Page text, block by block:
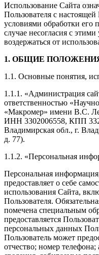
Использование Сайта
Пользователя с
условиями обработки
случае несогласия с
воздержаться от
1. ОБЩИЕ
1.1. Основные понятия,
1.1.1. «Администрация
ответственностью
«Макромер» имени В.С.
ИНН 3302006558, КПП
Владимирская обл., г.
д. 77).
1.1.2. «Персональная
Персональная
предоставляет о себе
использования Сайта,
Пользователя.
помечена специальным
предоставляется
персональных данных
Пользователь может
отчество; номер